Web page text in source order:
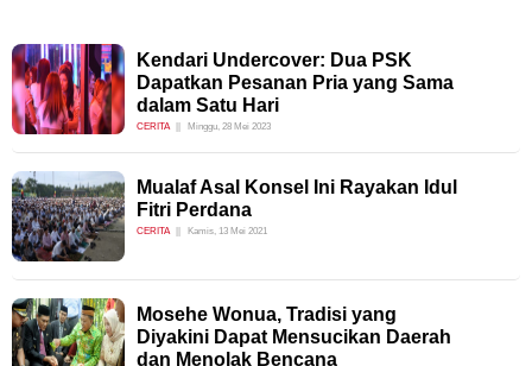
Kendari Undercover: Dua PSK
Dapatkan Pesanan Pria yang Sama
dalam Satu Hari
CERITA Minggu, 28 Mei 2023
Mualaf Asal Konsel Ini Rayakan Idul
Fitri Perdana
CERITA Kamis, 13 Mei 2021
Mosehe Wonua, Tradisi yang
Diyakini Dapat Mensucikan Daerah
dan Menolak Bencana